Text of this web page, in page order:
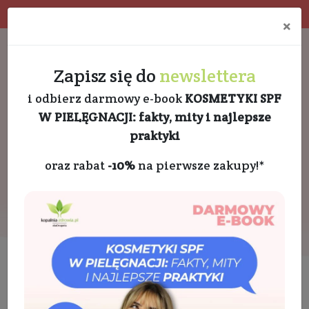
×
Zapisz się do newslettera
i odbierz darmowy e-book KOSMETYKI SPF
W PIELĘGNACJI: fakty, mity i najlepsze
praktyki
oraz rabat -10%na pierwsze zakupy!*